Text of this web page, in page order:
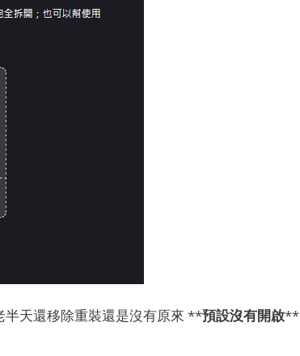
天還移除重裝還是沒有原來 **預設沒有開啟**